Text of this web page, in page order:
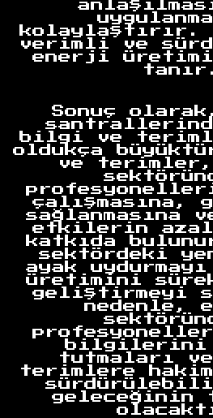
kolaylaştırır.
verimli ve
enerji
tanır.
Sonuç
bilgi ve
oldukça
ve
çalışmasına,
sağlanmasına
etkilerin
katkıda
sektördeki
ayak
üretimini
geliştirmeyi
nedenle,
bilgilerini
tutmaları
terimlere
geleceğinin